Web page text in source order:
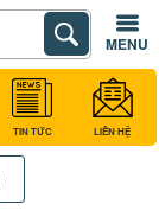
TIN TỨC LIÊN HỆ
MENU